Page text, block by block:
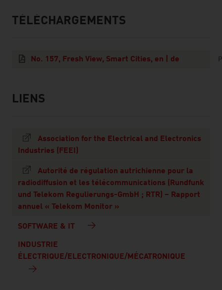
listen
downloads
TÉLÉCHARGEMENTS
No. 157, Fresh View, Smart Cities, en | de
listen
links
LIENS
Association for the Electrical and Electronics
Industries (FEEI)
Autorité de régulation autrichienne pour la
radiodiffusion et les télécommunications (Rundfunk
und Telekom Regulierungs-GmbH ; RTR) – Rapport
annuel « Telekom Monitor »
SOFTWARE & IT
INDUSTRIE
ÉLECTRIQUE/ELECTRONIQUE/MÉCATRONIQUE